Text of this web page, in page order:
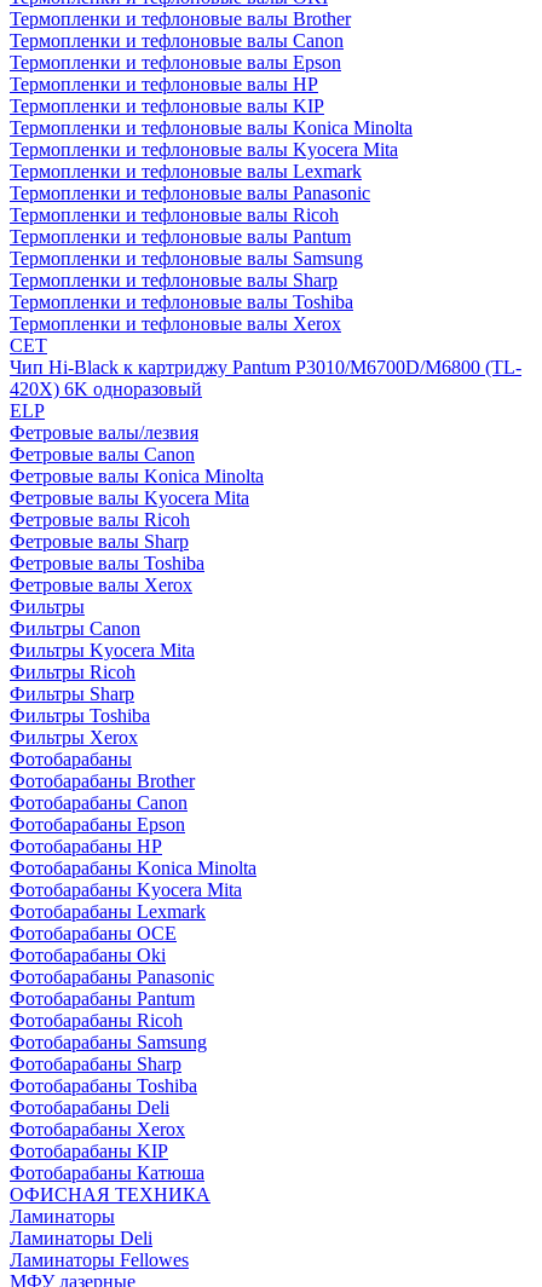
Термопленки и тефлоновые валы Brother
Термопленки и тефлоновые валы Canon
Термопленки и тефлоновые валы Epson
Термопленки и тефлоновые валы HP
Термопленки и тефлоновые валы KIP
Термопленки и тефлоновые валы Konica Minolta
Термопленки и тефлоновые валы Kyocera Mita
Термопленки и тефлоновые валы Lexmark
Термопленки и тефлоновые валы Panasonic
Термопленки и тефлоновые валы Ricoh
Термопленки и тефлоновые валы Pantum
Термопленки и тефлоновые валы Samsung
Термопленки и тефлоновые валы Sharp
Термопленки и тефлоновые валы Toshiba
Термопленки и тефлоновые валы Xerox
CET
Чип Hi-Black к картриджу Pantum P3010/M6700D/M6800 (TL-
420X) 6K одноразовый
ELP
Фетровые валы/лезвия
Фетровые валы Canon
Фетровые валы Konica Minolta
Фетровые валы Kyocera Mita
Фетровые валы Ricoh
Фетровые валы Sharp
Фетровые валы Toshiba
Фетровые валы Xerox
Фильтры
Фильтры Canon
Фильтры Kyocera Mita
Фильтры Ricoh
Фильтры Sharp
Фильтры Toshiba
Фильтры Xerox
Фотобарабаны
Фотобарабаны Brother
Фотобарабаны Canon
Фотобарабаны Epson
Фотобарабаны HP
Фотобарабаны Konica Minolta
Фотобарабаны Kyocera Mita
Фотобарабаны Lexmark
Фотобарабаны OCE
Фотобарабаны Oki
Фотобарабаны Panasonic
Фотобарабаны Pantum
Фотобарабаны Ricoh
Фотобарабаны Samsung
Фотобарабаны Sharp
Фотобарабаны Toshiba
Фотобарабаны Deli
Фотобарабаны Xerox
Фотобарабаны KIP
Фотобарабаны Катюша
ОФИСНАЯ ТЕХНИКА
Ламинаторы
Ламинаторы Deli
Ламинаторы Fellowes
МФУ лазерные